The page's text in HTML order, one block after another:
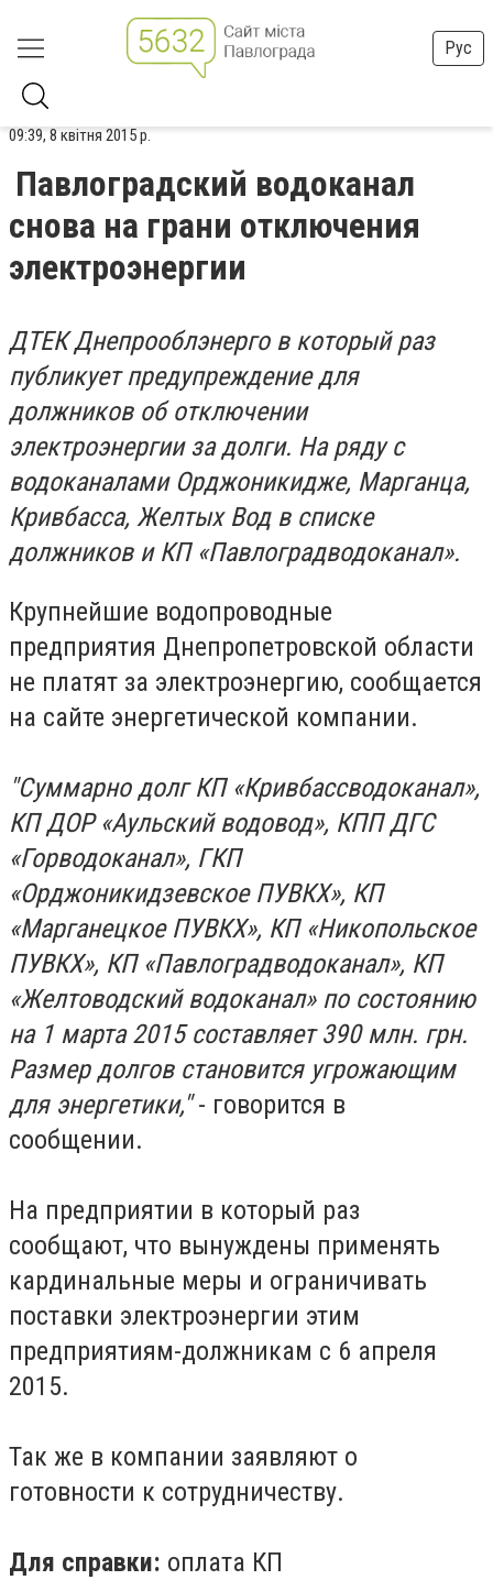
Рус
09:39, 8 квітня 2015 р.
Павлоградский водоканал
снова на грани отключения
электроэнергии
ДТЕК Днепрооблэнерго в который раз
публикует предупреждение для
должников об отключении
электроэнергии за долги. На ряду с
водоканалами Орджоникидже, Марганца,
Кривбасса, Желтых Вод в списке
должников и КП «Павлоградводоканал».
Крупнейшие водопроводные
предприятия Днепропетровской области
не платят за электроэнергию, сообщается
на сайте энергетической компании.
"Суммарно долг КП «Кривбассводоканал»,
КП ДОР «Аульский водовод», КПП ДГС
«Горводоканал», ГКП
«Орджоникидзевское ПУВКХ», КП
«Марганецкое ПУВКХ», КП «Никопольское
ПУВКХ», КП «Павлоградводоканал», КП
«Желтоводский водоканал» по состоянию
на 1 марта 2015 составляет 390 млн. грн.
Размер долгов становится угрожающим
для энергетики,"- говорится в
сообщении.
На предприятии в который раз
сообщают, что вынуждены применять
кардинальные меры и ограничивать
поставки электроэнергии этим
предприятиям-должникам с 6 апреля
2015.
Так же в компании заявляют о
готовности к сотрудничеству.
Для справки: оплата КП